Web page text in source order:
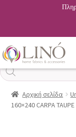
Αναζήτηση
προϊόντων
Αρχική σελίδα
160×240 CARPA TAUPE